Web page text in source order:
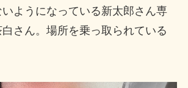
ようになっている新太郎さん専
さん。場所を乗っ取られている